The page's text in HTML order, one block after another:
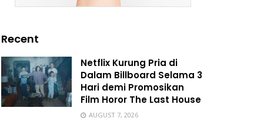
Recent
Netflix Kurung Pria di
Dalam Billboard Selama 3
Hari demi Promosikan
Film Horor The Last House
AUGUST 7, 2026